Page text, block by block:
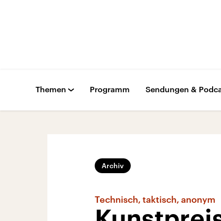
Themen Programm Sendungen &
Archiv
Technisch, taktisch, anonym